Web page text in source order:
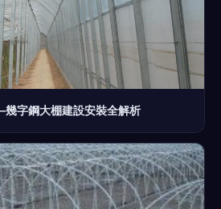
字鋼大棚建設安裝全解析